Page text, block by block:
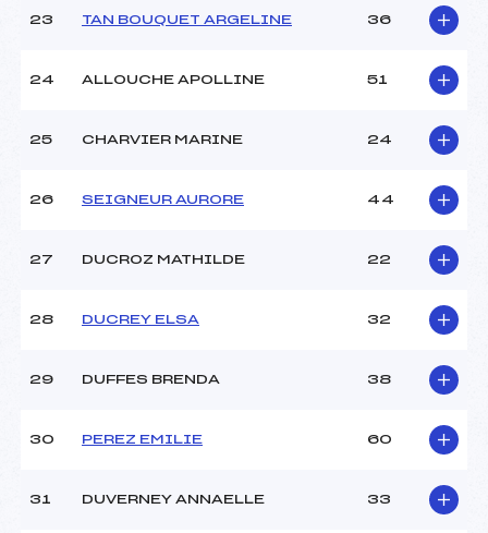
23 TAN BOUQUET ARGELINE 36
24 ALLOUCHE APOLLINE 51
25 CHARVIER MARINE 24
26 SEIGNEUR AURORE 44
27 DUCROZ MATHILDE 22
28 DUCREY ELSA 32
29 DUFFES BRENDA 38
30 PEREZ EMILIE 60
31 DUVERNEY ANNAELLE 33